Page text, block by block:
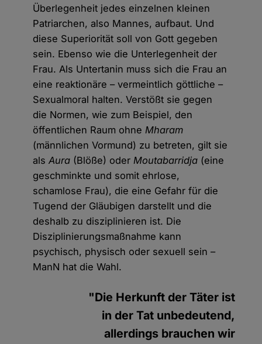
Überlegenheit jedes einzelnen kleinen
Patriarchen, also Mannes, aufbaut. Und
diese Superiorität soll von Gott gegeben
sein. Ebenso wie die Unterlegenheit der
Frau. Als Untertanin muss sich die Frau an
eine reaktionäre – vermeintlich göttliche –
Sexualmoral halten. Verstößt sie gegen
die Normen, wie zum Beispiel, den
öffentlichen Raum ohneMharam
(männlichen Vormund) zu betreten, gilt sie
alsAura (Blöße) oderMoutabarridja (eine
geschminkte und somit ehrlose,
schamlose Frau), die eine Gefahr für die
Tugend der Gläubigen darstellt und die
deshalb zu disziplinieren ist. Die
Disziplinierungsmaßnahme kann
psychisch, physisch oder sexuell sein –
ManN hat die Wahl.
"Die Herkunft der Täter ist
in der Tat unbedeutend,
allerdings brauchen wir